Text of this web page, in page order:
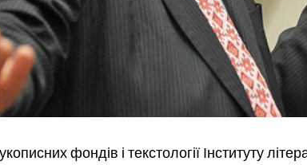
фондів і текстології Інституту